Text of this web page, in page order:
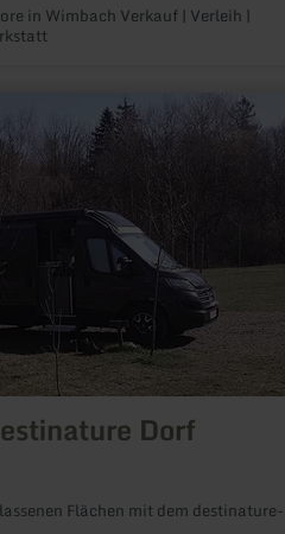
Verkauf | Verleih |
Dorf
Flächen mit dem destinature-